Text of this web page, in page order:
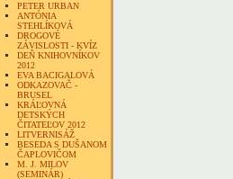
PETER URBAN
ANTÓNIA
STEHLÍKOVÁ
DROGOVÉ
ZÁVISLOSTI - KVÍZ
DEŇ KNIHOVNÍKOV
2012
EVA BACIGALOVÁ
ODKAZOVAČ -
BRUSEL
KRÁĽOVNÁ
DETSKÝCH
ČITATEĽOV 2012
LITVERNISÁŽ
BESEDA S DUŠANOM
ČAPLOVIČOM
M. J. MILOV
(SEMINÁR)